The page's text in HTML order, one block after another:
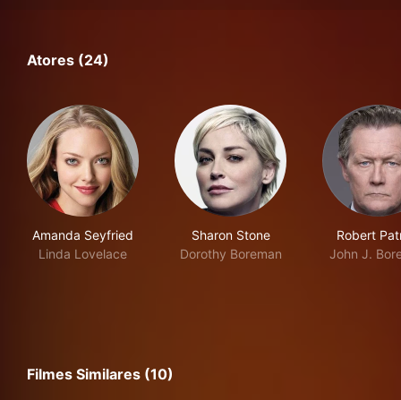
Atores (24)
Amanda Seyfried
Linda Lovelace
Sharon Stone
Dorothy Boreman
Robert
John J.
Filmes Similares (10)